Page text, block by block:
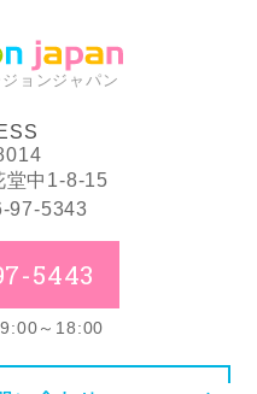
ョンジャパン
堂中1-8-15
97-5343
5443
～18:00